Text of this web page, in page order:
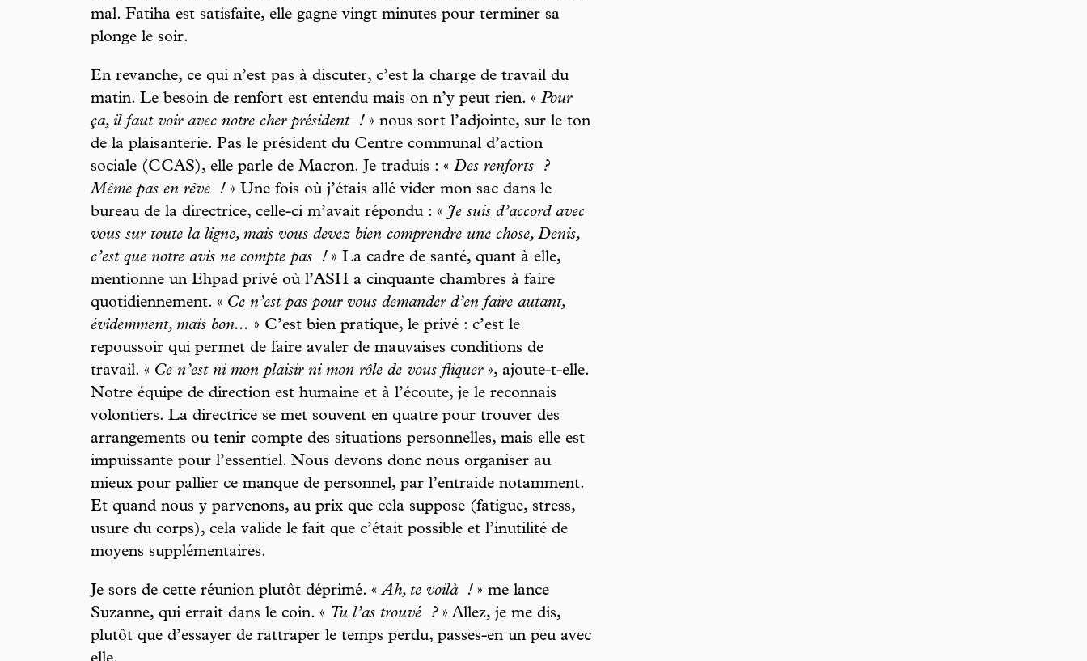
mal. Fatiha est satisfaite, elle gagne vingt minutes pour terminer sa
plonge le soir.
En revanche, ce qui n’est pas à discuter, c’est la charge de travail du
matin. Le besoin de renfort est entendu mais on n’y peut rien. « Pour
ça, il faut voir avec notre cher président
! » nous sort l’adjointe, sur le ton
de la plaisanterie. Pas le président du Centre communal d’action
sociale (CCAS), elle parle de Macron. Je traduis : « Des renforts
?
Même pas en rêve
! » Une fois où j’étais allé vider mon sac dans le
bureau de la directrice, celle-ci m’avait répondu : «Je suis d’accord avec
vous sur toute la ligne, mais vous devez bien comprendre une chose, Denis,
c’est que notre avis ne compte pas
! » La cadre de santé, quant à elle,
mentionne un Ehpad privé où l’ASH a cinquante chambres à faire
quotidiennement. « Ce n’est pas pour vous demander d’en faire autant,
évidemment, mais bon... » C’est bien pratique, le privé : c’est le
repoussoir qui permet de faire avaler de mauvaises conditions de
travail. « Ce n’est ni mon plaisir ni mon rôle de vous fliquer», ajoute-t-elle.
Notre équipe de direction est humaine et à l’écoute, je le reconnais
volontiers. La directrice se met souvent en quatre pour trouver des
arrangements ou tenir compte des situations personnelles, mais elle est
impuissante pour l’essentiel. Nous devons donc nous organiser au
mieux pour pallier ce manque de personnel, par l’entraide notamment.
Et quand nous y parvenons, au prix que cela suppose (fatigue, stress,
usure du corps), cela valide le fait que c’était possible et l’inutilité de
moyens supplémentaires.
Je sors de cette réunion plutôt déprimé. «Ah, te voilà ! » me lance
Suzanne, qui errait dans le coin. « Tu l’as trouvé ? » Allez, je me dis,
plutôt que d’essayer de rattraper le temps perdu, passes-en un peu avec